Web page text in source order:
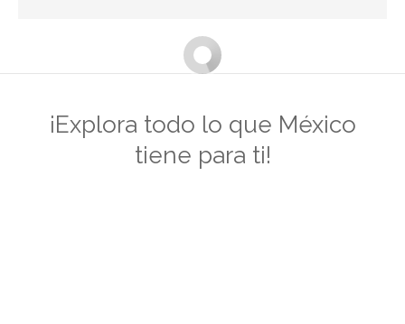
¡Explora todo lo que México
tiene para ti!